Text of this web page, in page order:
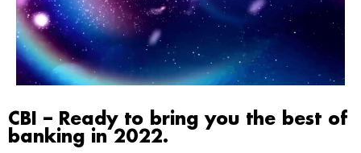
CBI – Ready to bring you the best of
banking in 2022.